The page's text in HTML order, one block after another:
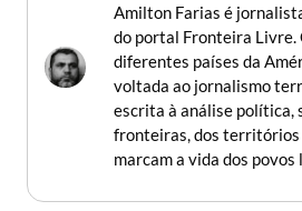
Amilton Farias é
do portal Fronteira Livre.
diferentes países da
voltada ao jornalismo
escrita à análise política,
fronteiras, dos territórios
marcam a vida dos